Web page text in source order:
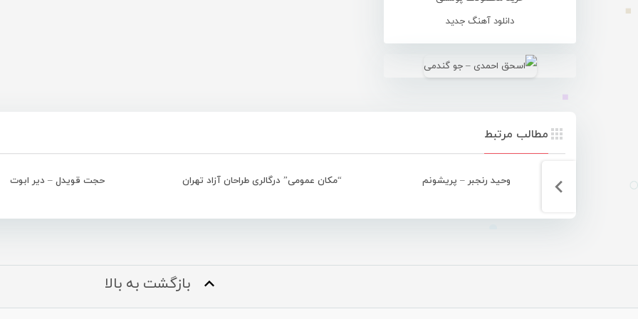
دانلود آهنگ جدید
مطالب مرتبط
وحید رنجبر – پریشونم “مکان عمومى” درگالرى طراحان آزاد تهران حجت قویدل – دیر ابوت
بازگشت به بالا